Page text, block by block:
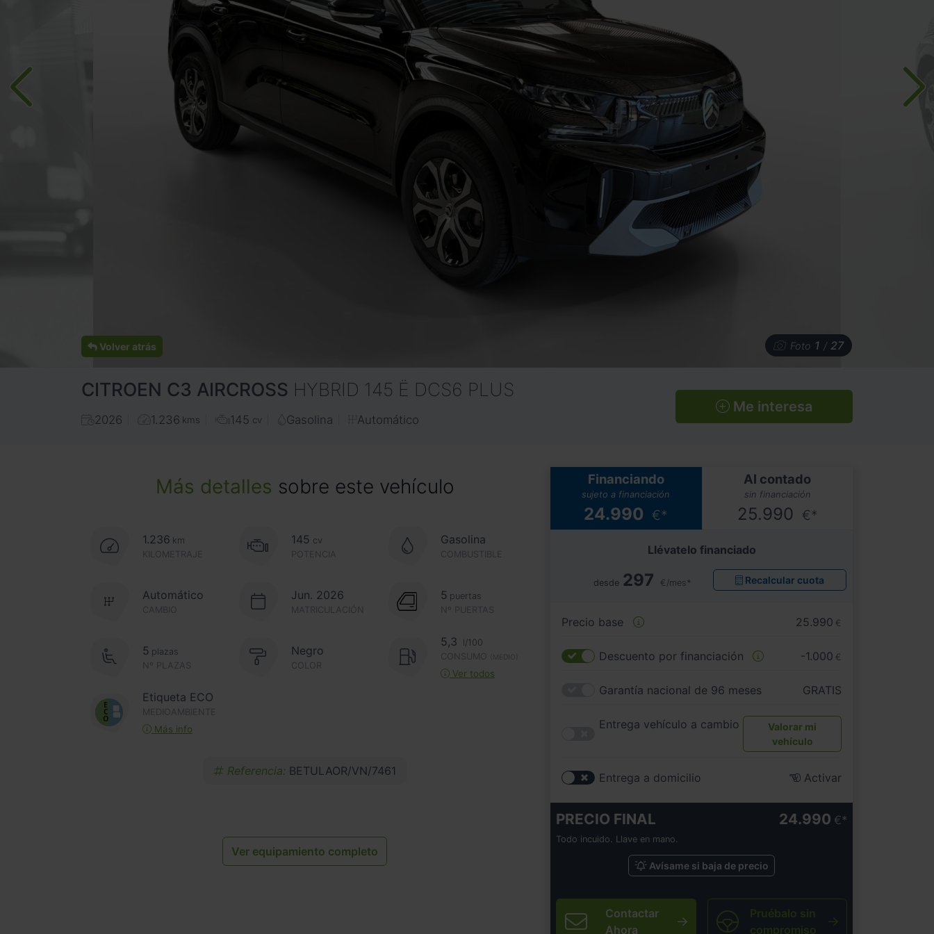
Volver atrás Foto 1 / 27
CITROEN C3 AIRCROSS HYBRID 145 Ë DCS6 PLUS
2026 1.236 kms 145 cv Gasolina Automático
Me interesa
Más detalles sobre este vehículo
1.236 km
KILOMETRAJE
145 cv
POTENCIA
Gasolina
COMBUSTIBLE
CAMBIO
Automático Jun. 2026
MATRICULACIÓN Nº PUERTAS
5 puertas
Nº PLAZAS
5 plazas Negro
COLOR
5,3
l/100
CONSUMO
(MEDIO)
Ver todos
Etiqueta ECO
MEDIOAMBIENTE
Más info
Referencia: BETULAOR/VN/7461
Ver equipamiento completo
Financiando
sujeto a financiación
24.990 €*
Al contado
sin financiación
25.990 €*
Llévatelo financiado
desde 297 €/mes* Recalcular cuota
Precio base 25.990 €
Descuento por financiación -1.000 €
Garantía nacional de 96 meses GRATIS
Entrega vehículo a cambio
Valorar mi
vehículo
Entrega a domicilio Activar
PRECIO FINAL 24.990 €
Todo incuido. Llave en mano.
Avísame si baja de precio
Contactar
Ahora
Pruébalo sin
compromiso